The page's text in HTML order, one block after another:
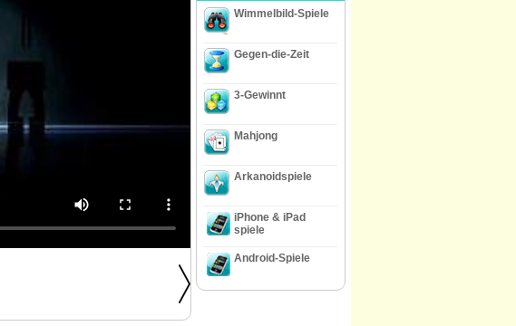
Wimmelbild-Spiele
Gegen-die-Zeit
3-Gewinnt
Mahjong
Arkanoidspiele
iPhone & iPad
spiele
Android-Spiele